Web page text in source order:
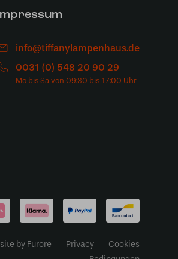
info@tiffanylampenhaus.de
0031 (0) 548 20 90 29
by Furore Privacy
Cookies